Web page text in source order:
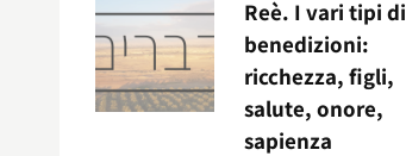
Reè. I vari tipi di
benedizioni:
ricchezza, figli,
salute, onore,
sapienza